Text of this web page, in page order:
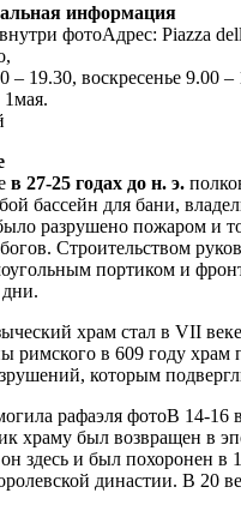
информация
Адрес: Piazza
– 19.30, воскресенье 9.00 –
в 27-25 годах до н. э.
бассейн для бани,
разрушено пожаром и
Строительством
портиком и
храм стал в VII
в 609 году храм
которым
В 14-16
храму был возвращен в
здесь и был похоронен в
династии. В 20